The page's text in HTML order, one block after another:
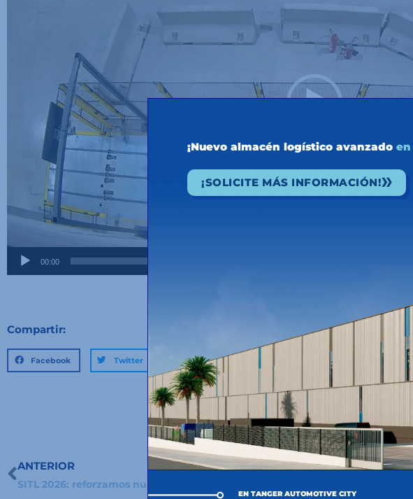
00:00
Compartir:
Facebook Twitter LinkedIn
Ant
ANTERIOR
SITL 2026: reforzamos nuestra presencia en Francia
¡Nuevo almacén logístico avanzadoen
¡SOLICITE MÁS INFORMACIÓN!
EN TANGER AUTOMOTIVE CITY